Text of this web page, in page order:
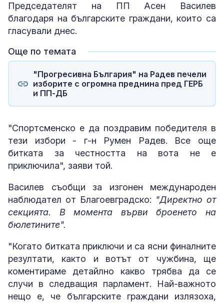
Председателят на ПП Асен Василев
благодаря на българските граждани, които са
гласували днес.
Още по темата
"Прогресивна България" на Радев печели
изборите с огромна преднина пред ГЕРБ
и ПП-ДБ
"Спортсменско е да поздравим победителя в
тези избори - г-н Румен Радев. Все още
битката за честността на вота не е
приключила", заяви той.
Василев съобщи за изгонен международен
наблюдател от Благоевградско: "Директно от
секцията. В момента върви броенето на
бюлетините".
"Когато битката приключи и са ясни финалните
резултати, както и вотът от чужбина, ще
коментираме детайлно какво трябва да се
случи в следващия парламент. Най-важното
нещо е, че българските граждани излязоха,